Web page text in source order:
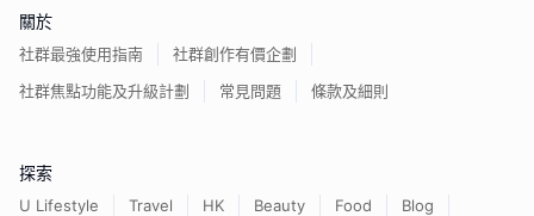
關於
社群最強使用指南
社群創作有價企劃
社群焦點功能及升級計劃
常見問題 條款及細則
探索
U Lifestyle Travel HK Beauty Food
Blog